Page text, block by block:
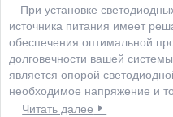
При установке
источника питания имеет
обеспечения оптимальной
долговечности вашей
является опорой
необходимое напряжение и
Читать далее